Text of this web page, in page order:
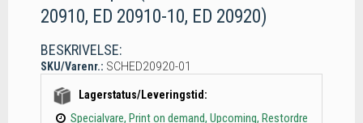
20910, ED 20910-10, ED 20920)
BESKRIVELSE:
SKU/Varenr.: SCHED20920-01
Lagerstatus/Leveringstid:
Specialvare, Print on demand, Upcoming, Restordre